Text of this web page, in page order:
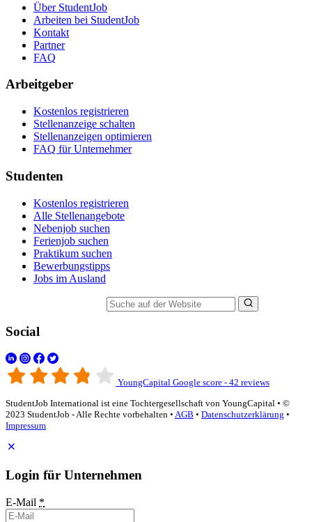
Über StudentJob
Arbeiten bei StudentJob
Kontakt
Partner
FAQ
Arbeitgeber
Kostenlos registrieren
Stellenanzeige schalten
Stellenanzeigen optimieren
FAQ für Unternehmer
Studenten
Kostenlos registrieren
Alle Stellenangebote
Nebenjob suchen
Ferienjob suchen
Praktikum suchen
Bewerbungstipps
Jobs im Ausland
Social
YoungCapital Google score - 42 reviews
StudentJob International ist eine Tochtergesellschaft von YoungCapital • ©
2023 StudentJob - Alle Rechte vorbehalten • AGB • Datenschutzerklärung •
Impressum
Login für Unternehmen
E-Mail *